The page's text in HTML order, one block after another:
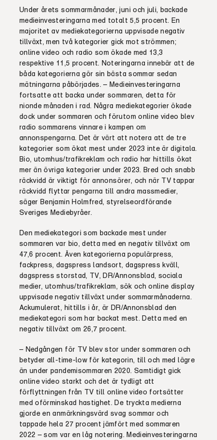
Under årets sommarmånader, juni och juli, backade
medieinvesteringarna med totalt 5,5 procent. En
majoritet av mediekategorierna uppvisade negativ
tillväxt, men två kategorier gick mot strömmen;
online video och radio som ökade med 13,3
respektive 11,5 procent. Noteringarna innebär att de
båda kategorierna gör sin bästa sommar sedan
mätningarna påbörjades. – Medieinvesteringarna
fortsatte att backa under sommaren, detta för
nionde månaden i rad. Några mediekategorier ökade
dock under sommaren och förutom online video blev
radio sommarens vinnare i kampen om
annonspengarna. Det är värt att notera att de tre
kategorier som ökat mest under 2023 inte är digitala.
Bio, utomhus/trafikreklam och radio har hittills ökat
mer än övriga kategorier under 2023. Bred och snabb
räckvidd är viktigt för annonsörer, och när TV tappar
räckvidd flyttar pengarna till andra massmedier,
säger Benjamin Holmfred, styrelseordförande
Sveriges Mediebyråer.
Den mediekategori som backade mest under
sommaren var bio, detta med en negativ tillväxt om
47,6 procent. Även kategorierna populärpress,
fackpress, dagspress landsort, dagspress kväll,
dagspress storstad, TV, DR/Annonsblad, sociala
medier, utomhus/trafikreklam, sök och online display
uppvisade negativ tillväxt under sommarmånaderna.
Ackumulerat, hittills i år, är DR/Annonsblad den
mediekategori som har backat mest. Detta med en
negativ tillväxt om 26,7 procent.
– Nedgången för TV blev stor under sommaren och
betyder all-time-low för kategorin, till och med lägre
än under pandemisommaren 2020. Samtidigt gick
online video starkt och det är tydligt att
förflyttningen från TV till online video fortsätter
med oförminskad hastighet. De tryckta medierna
gjorde en anmärkningsvärd svag sommar och
tappade hela 27 procent jämfört med sommaren
2022 – som var en låg notering. Medieinvesteringarna